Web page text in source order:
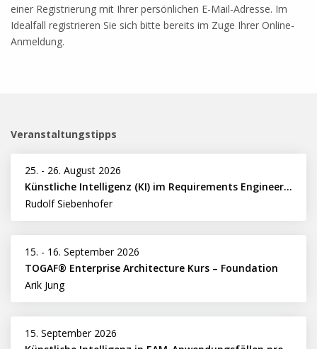
einer Registrierung mit Ihrer persönlichen E-Mail-Adresse. Im
Idealfall registrieren Sie sich bitte bereits im Zuge Ihrer Online-
Anmeldung.
Veranstaltungstipps
25. - 26. August 2026
Künstliche Intelligenz (KI) im Requirements Engineering erfolgreich einsetzen
Rudolf Siebenhofer
15. - 16. September 2026
TOGAF® Enterprise Architecture Kurs – Foundation
Arik Jung
15. September 2026